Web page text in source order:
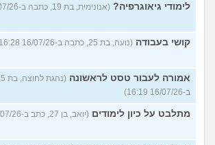
לימודי גיאוגרפיה? (אנונימית, בת 19, כתבה ב-19/07/26 13:37)
קושי בעבודה (נועה, בת 25, כתבה ב-16/07/26 16:28)
אמורה לעבור טסט לראשונה
ב-16/07/26 16:19)
מתלבט על כיון לימודים (יואב, בן 27, כתב ב-16/07/26 16:10)